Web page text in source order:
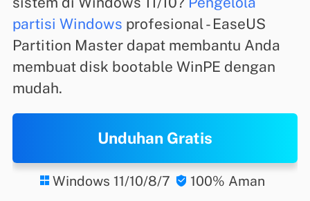
partisi Windows profesional - EaseUS
Partition Master dapat membantu Anda
membuat disk bootable WinPE dengan
mudah.
Unduhan Gratis
 Windows 11/10/8/7  100% Aman